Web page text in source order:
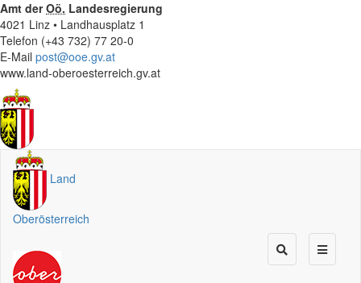
Amt derOö. Landesregierung
4021 Linz • Landhausplatz 1
Telefon (+43 732) 77 20-0
E-Mail post@ooe.gv.at
www.land-oberoesterreich.gv.at
Land
Oberösterreich